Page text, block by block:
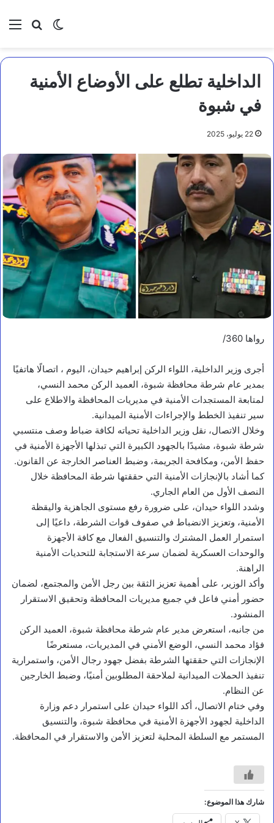
بحثالوضع
الداخلية تطلع على الأوضاع الأمنية
في شبوة
22 يوليو، 2025
رواها 360/
أجرى وزير الداخلية، اللواء الركن إبراهيم حيدان، اليوم ، اتصالًا هاتفيًا
بمدير عام شرطة محافظة شبوة، العميد الركن محمد النسي،
لمتابعة المستجدات الأمنية في مديريات المحافظة والاطلاع على
سير تنفيذ الخطط والإجراءات الأمنية الميدانية.
وخلال الاتصال، نقل وزير الداخلية تحياته لكافة ضباط وصف منتسبي
شرطة شبوة، مشيدًا بالجهود الكبيرة التي تبذلها الأجهزة الأمنية في
حفظ الأمن، ومكافحة الجريمة، وضبط العناصر الخارجة عن القانون.
كما أشاد بالإنجازات الأمنية التي حققتها شرطة المحافظة خلال
النصف الأول من العام الجاري.
وشدد اللواء حيدان، على ضرورة رفع مستوى الجاهزية واليقظة
الأمنية، وتعزيز الانضباط في صفوف قوات الشرطة، داعيًا إلى
استمرار العمل المشترك والتنسيق الفعال مع كافة الأجهزة
والوحدات العسكرية لضمان سرعة الاستجابة للتحديات الأمنية
الراهنة.
وأكد الوزير، على أهمية تعزيز الثقة بين رجل الأمن والمجتمع، لضمان
حضور أمني فاعل في جميع مديريات المحافظة وتحقيق الاستقرار
المنشود.
من جانبه، استعرض مدير عام شرطة محافظة شبوة، العميد الركن
فؤاد محمد النسي، الوضع الأمني في المديريات، مستعرضًا
الإنجازات التي حققتها الشرطة بفضل جهود رجال الأمن، واستمرارية
تنفيذ الحملات الميدانية لملاحقة المطلوبين أمنيًا، وضبط الخارجين
عن النظام.
وفي ختام الاتصال، أكد اللواء حيدان على استمرار دعم وزارة
الداخلية لجهود الأجهزة الأمنية في محافظة شبوة، والتنسيق
المستمر مع السلطة المحلية لتعزيز الأمن والاستقرار في المحافظة.
شارك هذا الموضوع:
أخبار محلية
ل
ق
ي
ه